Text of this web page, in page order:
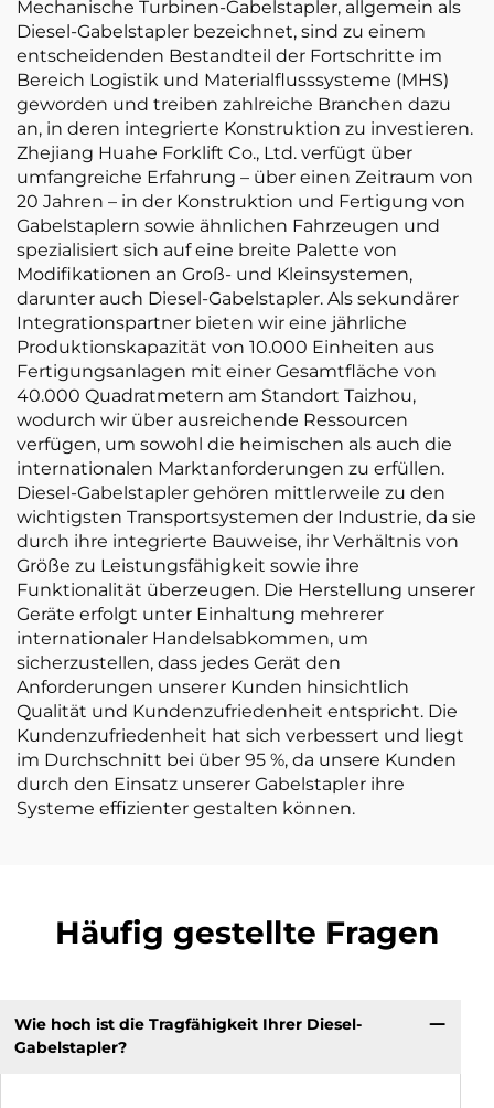
Mechanische Turbinen-Gabelstapler, allgemein als
Diesel-Gabelstapler bezeichnet, sind zu einem
entscheidenden Bestandteil der Fortschritte im
Bereich Logistik und Materialflusssysteme (MHS)
geworden und treiben zahlreiche Branchen dazu
an, in deren integrierte Konstruktion zu investieren.
Zhejiang Huahe Forklift Co., Ltd. verfügt über
umfangreiche Erfahrung – über einen Zeitraum von
20 Jahren – in der Konstruktion und Fertigung von
Gabelstaplern sowie ähnlichen Fahrzeugen und
spezialisiert sich auf eine breite Palette von
Modifikationen an Groß- und Kleinsystemen,
darunter auch Diesel-Gabelstapler. Als sekundärer
Integrationspartner bieten wir eine jährliche
Produktionskapazität von 10.000 Einheiten aus
Fertigungsanlagen mit einer Gesamtfläche von
40.000 Quadratmetern am Standort Taizhou,
wodurch wir über ausreichende Ressourcen
verfügen, um sowohl die heimischen als auch die
internationalen Marktanforderungen zu erfüllen.
Diesel-Gabelstapler gehören mittlerweile zu den
wichtigsten Transportsystemen der Industrie, da sie
durch ihre integrierte Bauweise, ihr Verhältnis von
Größe zu Leistungsfähigkeit sowie ihre
Funktionalität überzeugen. Die Herstellung unserer
Geräte erfolgt unter Einhaltung mehrerer
internationaler Handelsabkommen, um
sicherzustellen, dass jedes Gerät den
Anforderungen unserer Kunden hinsichtlich
Qualität und Kundenzufriedenheit entspricht. Die
Kundenzufriedenheit hat sich verbessert und liegt
im Durchschnitt bei über 95 %, da unsere Kunden
durch den Einsatz unserer Gabelstapler ihre
Systeme effizienter gestalten können.
Häufig gestellte Fragen
Wie hoch ist die Tragfähigkeit Ihrer Diesel-
Gabelstapler?